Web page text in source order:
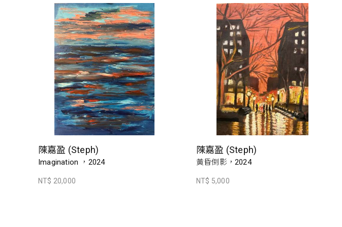
陳嘉盈 (Steph)
Imagination ，2024
NT$ 20,000
陳嘉盈 (Steph)
黃昏倒影，2024
NT$ 5,000